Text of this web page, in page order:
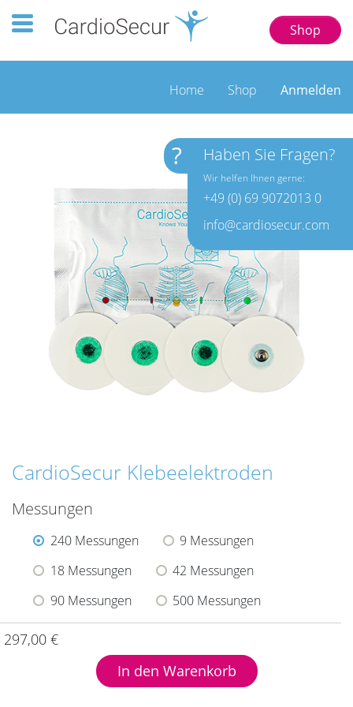
Shop
Toggle navigation 123 77777
Home Shop Anmelden
CardioSecur Klebeelektroden
Messungen
240 Messungen
9 Messungen
18 Messungen
42 Messungen
90 Messungen
500 Messungen
297,00 €
In den Warenkorb
Die Einmalklebeelektroden bilden den Kontakt zwischen
? Haben Sie Fragen?
Wir helfen Ihnen gerne:
+49 (0) 69 9072013 0
info@cardiosecur.com